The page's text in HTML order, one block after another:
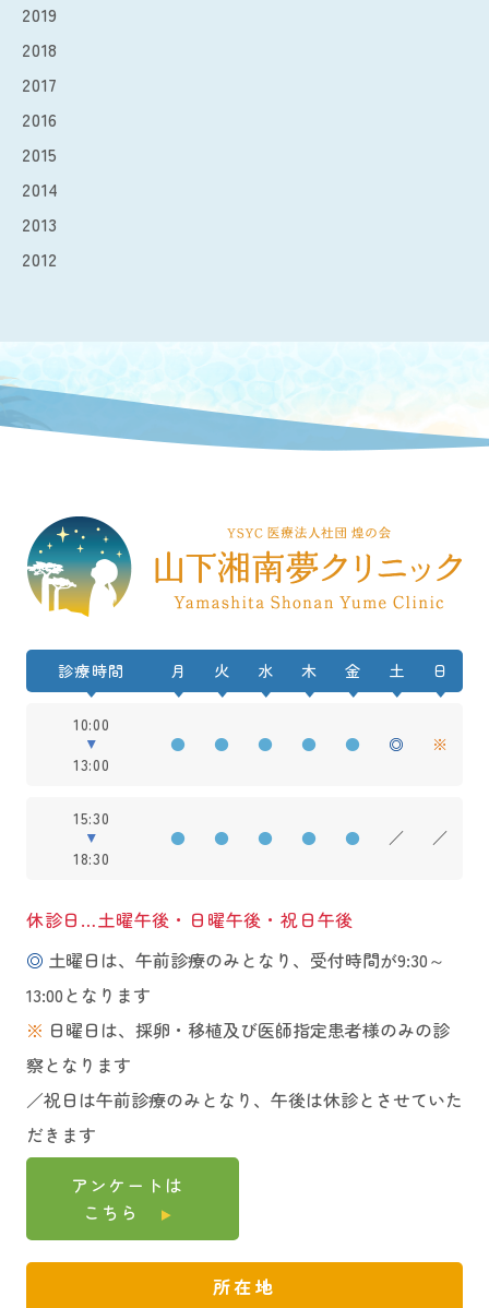
2019
2018
2017
2016
2015
2014
2013
2012
診療時間 月 火 水 木 金 土 日
10:00
13:00
● ● ● ● ● ◎ ※
15:30
18:30
● ● ● ● ● ／ ／
休診日…土曜午後・日曜午後・祝日午後
◎ 土曜日は、午前診療のみとなり、受付時間が9:30～
13:00となります
※ 日曜日は、採卵・移植及び医師指定患者様のみの診
察となります
／祝日は午前診療のみとなり、午後は休診とさせていた
だきます
アンケートは
こちら
所在地